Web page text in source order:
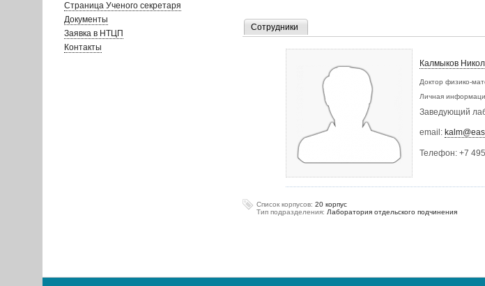
Страница Ученого секретаря
Документы
Заявка в НТЦП
Контакты
Сотрудники
Калмыков
Доктор физико-
Личная
Заведующий
email:
Телефон: +7
Список корпусов: 20 корпус
Тип подразделения: Лаборатория отдельского подчинения